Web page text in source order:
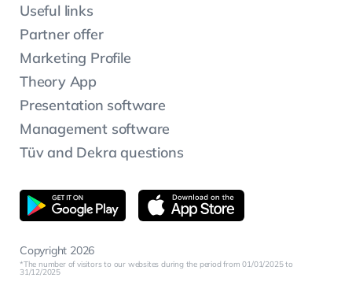
Copyright 2026
The number of visitors to our websites during the period from 01/01/2025 to
31/12/2025
Useful links
Partner offer
Marketing Profile
Theory App
Presentation software
Management software
Tüv and Dekra questions